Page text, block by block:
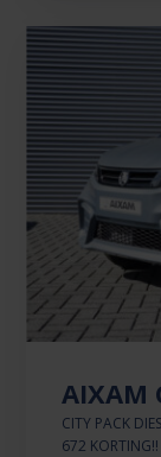
AIXAM
CITY PACK
672